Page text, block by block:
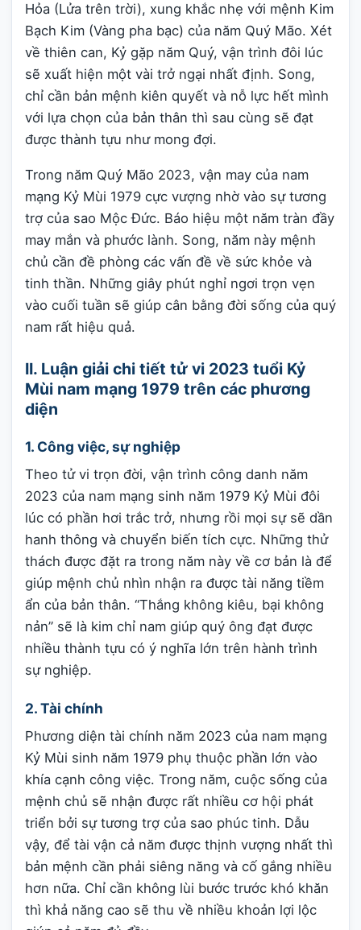
Hỏa (Lửa trên trời), xung khắc nhẹ với mệnh Kim
Bạch Kim (Vàng pha bạc) của năm Quý Mão. Xét
về thiên can, Kỷ gặp năm Quý, vận trình đôi lúc
sẽ xuất hiện một vài trở ngại nhất định. Song,
chỉ cần bản mệnh kiên quyết và nỗ lực hết mình
với lựa chọn của bản thân thì sau cùng sẽ đạt
được thành tựu như mong đợi.
Trong năm Quý Mão 2023, vận may của nam
mạng Kỷ Mùi 1979 cực vượng nhờ vào sự tương
trợ của sao Mộc Đức. Báo hiệu một năm tràn đầy
may mắn và phước lành. Song, năm này mệnh
chủ cần đề phòng các vấn đề về sức khỏe và
tinh thần. Những giây phút nghỉ ngơi trọn vẹn
vào cuối tuần sẽ giúp cân bằng đời sống của quý
nam rất hiệu quả.
II. Luận giải chi tiết tử vi 2023 tuổi Kỷ
Mùi nam mạng 1979 trên các phương
diện
1. Công việc, sự nghiệp
Theo tử vi trọn đời, vận trình công danh năm
2023 của nam mạng sinh năm 1979 Kỷ Mùi đôi
lúc có phần hơi trắc trở, nhưng rồi mọi sự sẽ dần
hanh thông và chuyển biến tích cực. Những thử
thách được đặt ra trong năm này về cơ bản là để
giúp mệnh chủ nhìn nhận ra được tài năng tiềm
ẩn của bản thân. “Thắng không kiêu, bại không
nản” sẽ là kim chỉ nam giúp quý ông đạt được
nhiều thành tựu có ý nghĩa lớn trên hành trình
sự nghiệp.
2. Tài chính
Phương diện tài chính năm 2023 của nam mạng
Kỷ Mùi sinh năm 1979 phụ thuộc phần lớn vào
khía cạnh công việc. Trong năm, cuộc sống của
mệnh chủ sẽ nhận được rất nhiều cơ hội phát
triển bởi sự tương trợ của sao phúc tinh. Dẫu
vậy, để tài vận cả năm được thịnh vượng nhất thì
bản mệnh cần phải siêng năng và cố gắng nhiều
hơn nữa. Chỉ cần không lùi bước trước khó khăn
thì khả năng cao sẽ thu về nhiều khoản lợi lộc